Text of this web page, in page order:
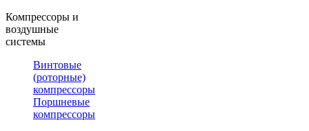
Компрессоры и
воздушные
системы
Винтовые
(роторные)
компрессоры
Поршневые
компрессоры